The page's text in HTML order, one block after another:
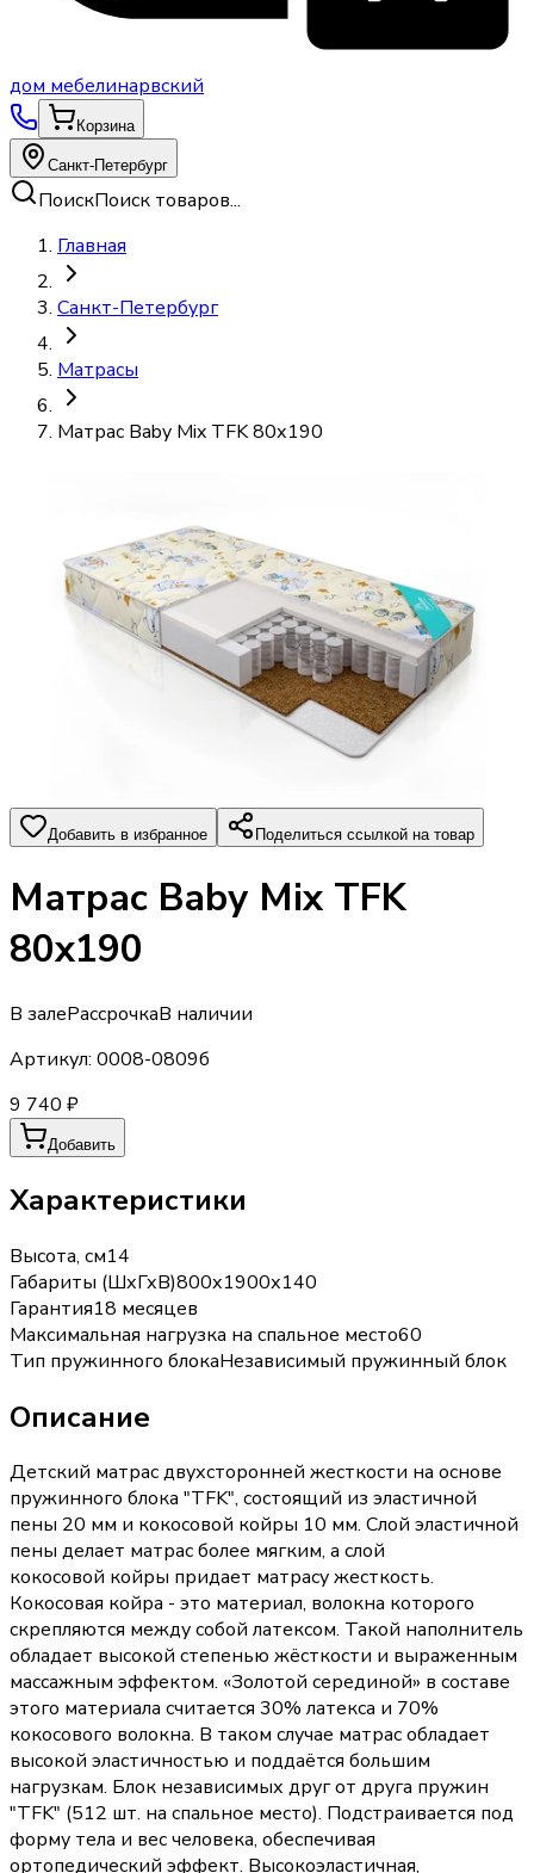
дом мебелинарвский
Корзина
Санкт-Петербург
ПоискПоиск товаров...
Главная
Санкт-Петербург
Матрасы
Матрас Baby Mix TFK 80х190
Добавить в избранное Поделиться ссылкой на товар
Матрас Baby Mix TFK
80х190
В залеРассрочкаВ наличии
Артикул: 0008-0809б
9 740 ₽
Добавить
Характеристики
Высота, см14
Габариты (ШхГхВ)800х1900х140
Гарантия18 месяцев
Максимальная нагрузка на спальное место60
Тип пружинного блокаНезависимый пружинный блок
Описание
Детский матрас двухсторонней жесткости на основе
пружинного блока "TFK", состоящий из эластичной
пены 20 мм и кокосовой койры 10 мм. Слой эластичной
пены делает матрас более мягким, а слой
кокосовой койры придает матрасу жесткость.
Кокосовая койра - это материал, волокна которого
скрепляются между собой латексом. Такой наполнитель
обладает высокой степенью жёсткости и выраженным
массажным эффектом. «Золотой серединой» в составе
этого материала считается 30% латекса и 70%
кокосового волокна. В таком случае матрас обладает
высокой эластичностью и поддаётся большим
нагрузкам. Блок независимых друг от друга пружин
"TFK" (512 шт. на спальное место). Подстраивается под
форму тела и вес человека, обеспечивая
ортопедический эффект. Высокоэластичная,